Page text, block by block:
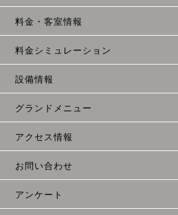
料金・客室情報
料金シミュレーション
設備情報
グランドメニュー
アクセス情報
お問い合わせ
アンケート